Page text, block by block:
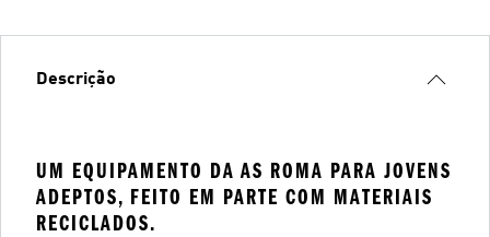
Descrição
UM EQUIPAMENTO DA AS ROMA PARA JOVENS
ADEPTOS, FEITO EM PARTE COM MATERIAIS
RECICLADOS.